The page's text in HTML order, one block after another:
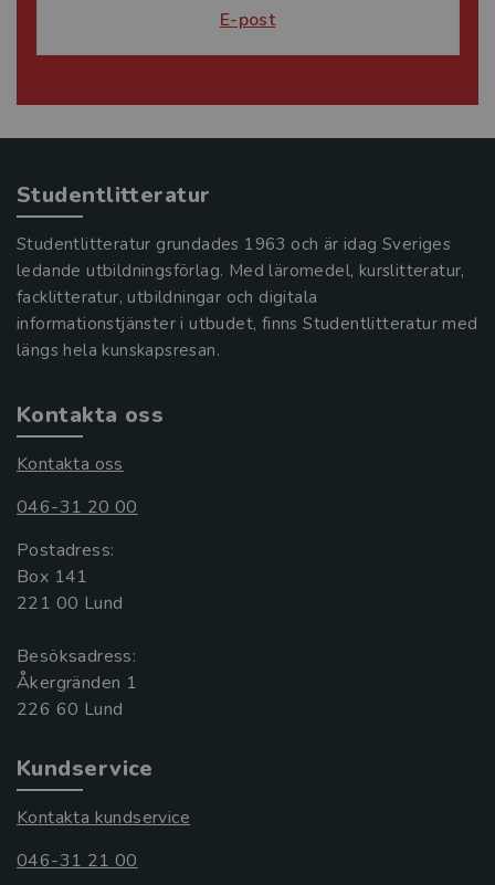
E-post
Studentlitteratur
Studentlitteratur grundades 1963 och är idag Sveriges
ledande utbildningsförlag. Med läromedel, kurslitteratur,
facklitteratur, utbildningar och digitala
informationstjänster i utbudet, finns Studentlitteratur med
längs hela kunskapsresan.
Kontakta oss
Kontakta oss
046-31 20 00
Postadress:
Box 141
221 00 Lund
Besöksadress:
Åkergränden 1
Kundservice
Kontakta kundservice
046-31 21 00